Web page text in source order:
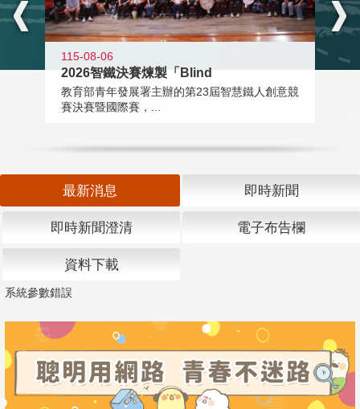
115-08-06
2026智鐵決賽煉製「Blind
教育部青年發展署主辦的第23屆智慧鐵人創意競
賽決賽暨國際賽，...
最新消息 即時新聞
即時新聞澄清 電子布告欄
資料下載
系統參數錯誤